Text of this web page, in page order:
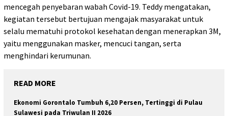
mencegah penyebaran wabah Covid-19. Teddy mengatakan,
kegiatan tersebut bertujuan mengajak masyarakat untuk
selalu mematuhi protokol kesehatan dengan menerapkan 3M,
yaitu menggunakan masker, mencuci tangan, serta
menghindari kerumunan.
READ MORE
Ekonomi Gorontalo Tumbuh 6,20 Persen, Tertinggi di Pulau
Sulawesi pada Triwulan II 2026